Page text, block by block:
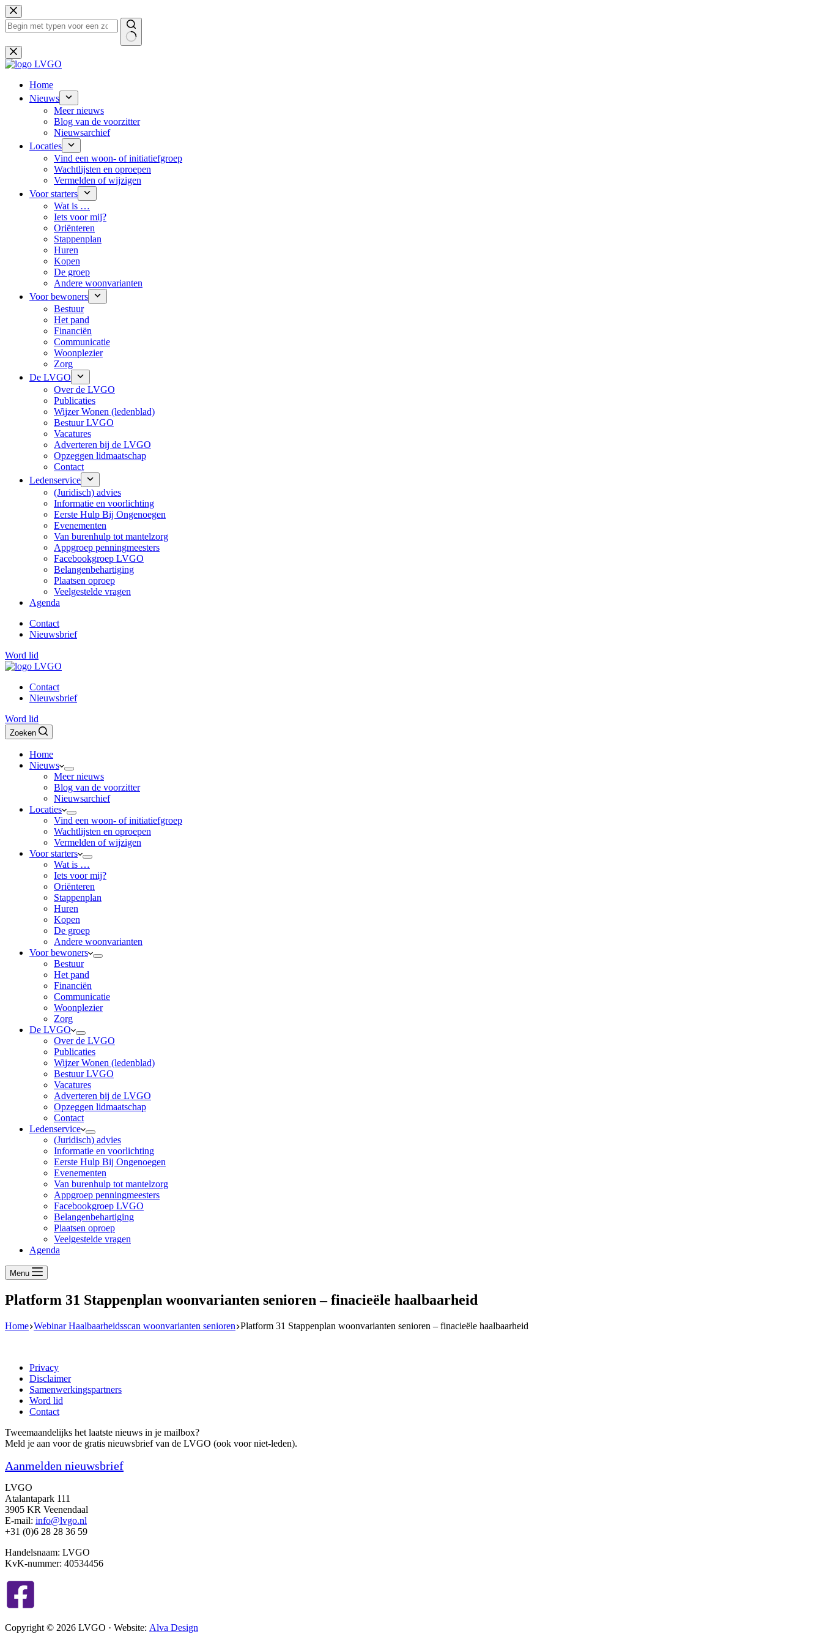
Ga
naar
de
Geen
resultaten
Home
Nieuws
Meer nieuws
Blog van de voorzitter
Nieuwsarchief
Locaties
Vind een woon- of initiatiefgroep
Wachtlijsten en oproepen
Vermelden of wijzigen
Voor starters
Wat is …
Iets voor mij?
Oriënteren
Stappenplan
Huren
Kopen
De groep
Andere woonvarianten
Voor bewoners
Bestuur
Het pand
Financiën
Communicatie
Woonplezier
Zorg
De LVGO
Over de LVGO
Publicaties
Wijzer Wonen (ledenblad)
Bestuur LVGO
Vacatures
Adverteren bij de LVGO
Opzeggen lidmaatschap
Contact
Ledenservice
(Juridisch) advies
Informatie en voorlichting
Eerste Hulp Bij Ongenoegen
Evenementen
Van burenhulp tot mantelzorg
Appgroep penningmeesters
Facebookgroep LVGO
Belangenbehartiging
Plaatsen oproep
Veelgestelde vragen
Agenda
Contact
Nieuwsbrief
Word lid
Contact
Nieuwsbrief
Word lid
Zoeken
Home
Nieuws
Meer nieuws
Blog van de voorzitter
Nieuwsarchief
Locaties
Vind een woon- of initiatiefgroep
Wachtlijsten en oproepen
Vermelden of wijzigen
Voor starters
Wat is …
Iets voor mij?
Oriënteren
Stappenplan
Huren
Kopen
De groep
Andere woonvarianten
Voor bewoners
Bestuur
Het pand
Financiën
Communicatie
Woonplezier
Zorg
De LVGO
Over de LVGO
Publicaties
Wijzer Wonen (ledenblad)
Bestuur LVGO
Vacatures
Adverteren bij de LVGO
Opzeggen lidmaatschap
Contact
Ledenservice
(Juridisch) advies
Informatie en voorlichting
Eerste Hulp Bij Ongenoegen
Evenementen
Van burenhulp tot mantelzorg
Appgroep penningmeesters
Facebookgroep LVGO
Belangenbehartiging
Plaatsen oproep
Veelgestelde vragen
Agenda
Menu
Platform 31 Stappenplan woonvarianten senioren – finacieële haalbaarheid
Home Webinar Haalbaarheidsscan woonvarianten senioren Platform 31 Stappenplan woonvarianten senioren – finacieële haalbaarheid
Privacy
Disclaimer
Samenwerkingspartners
Word lid
Contact
Tweemaandelijks het laatste nieuws in je mailbox?
Meld je aan voor de gratis nieuwsbrief van de LVGO (ook voor niet-leden).
Aanmelden nieuwsbrief
LVGO
Atalantapark 111
3905 KR Veenendaal
E-mail: info@lvgo.nl
+31 (0)6 28 28 36 59
Handelsnaam: LVGO
KvK-nummer: 40534456
Copyright © 2026 LVGO · Website: Alva Design